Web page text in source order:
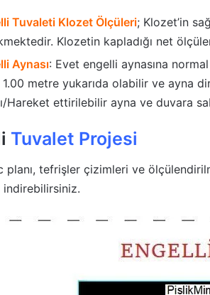
Tuvaleti Klozet Ölçüleri; Klozet’in
Klozetin kapladığı net
Aynası: Evet engelli aynasına
metre yukarıda olabilir ve ayna
Hareket ettirilebilir ayna ve duvara
Tuvalet Projesi
planı, tefrişler çizimleri ve
indirebilirsiniz.